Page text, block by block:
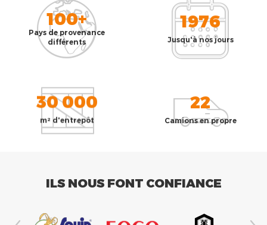
100+
Pays de provenance
différents
1976
Jusqu'à nos jours
30 000
m² d'entrepôt
22
Camions en propre
ILS NOUS FONT CONFIANCE